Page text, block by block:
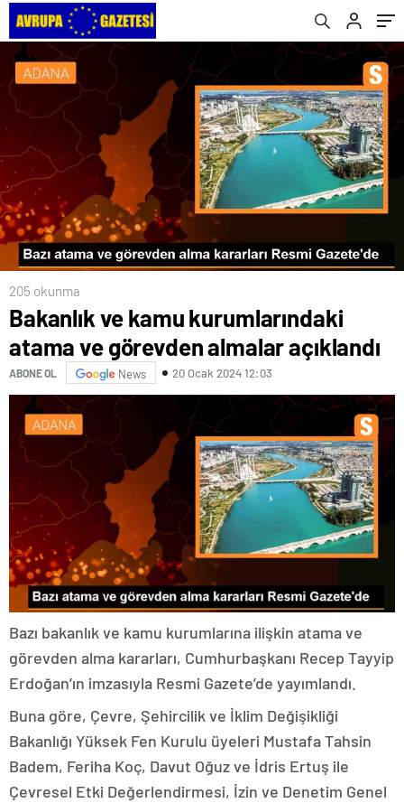
205 okunma
Bakanlık ve kamu kurumlarındaki
atama ve görevden almalar açıklandı
ABONE OL News 20 Ocak 2024 12:03
Bazı bakanlık ve kamu kurumlarına ilişkin atama ve
görevden alma kararları, Cumhurbaşkanı Recep Tayyip
Erdoğan’ın imzasıyla Resmi Gazete’de yayımlandı.
Buna göre, Çevre, Şehircilik ve İklim Değişikliği
Bakanlığı Yüksek Fen Kurulu üyeleri Mustafa Tahsin
Badem, Feriha Koç, Davut Oğuz ve İdris Ertuş ile
Çevresel Etki Değerlendirmesi, İzin ve Denetim Genel